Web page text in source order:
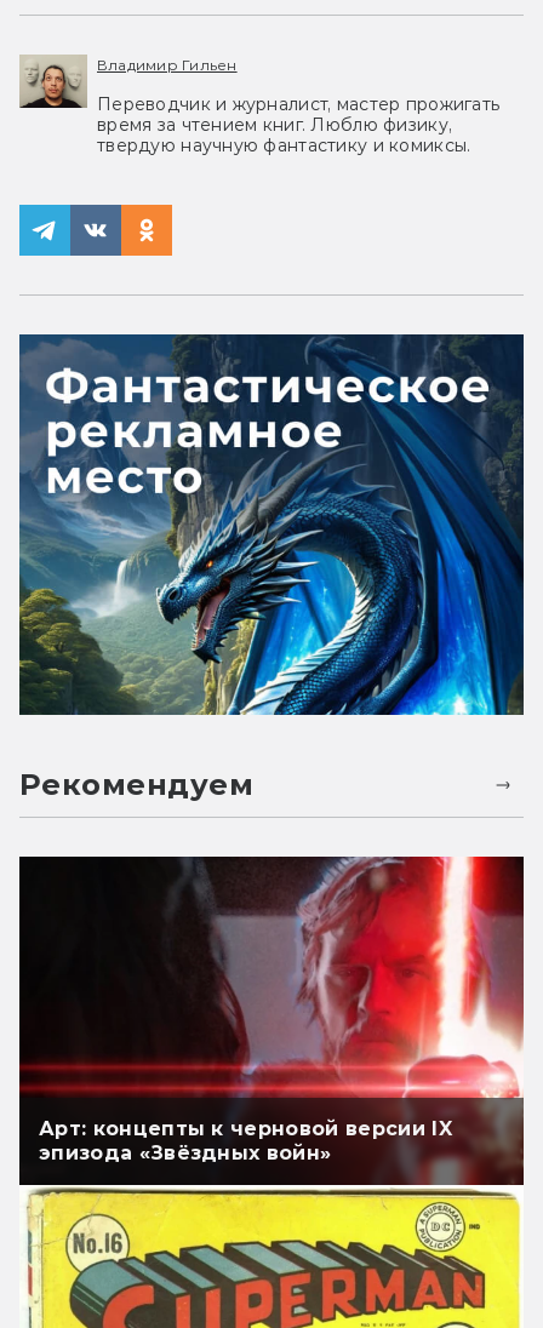
Владимир Гильен
Переводчик и журналист, мастер прожигать
время за чтением книг. Люблю физику,
твердую научную фантастику и комиксы.
Рекомендуем
Арт: концепты к черновой версии IX
эпизода «Звёздных войн»